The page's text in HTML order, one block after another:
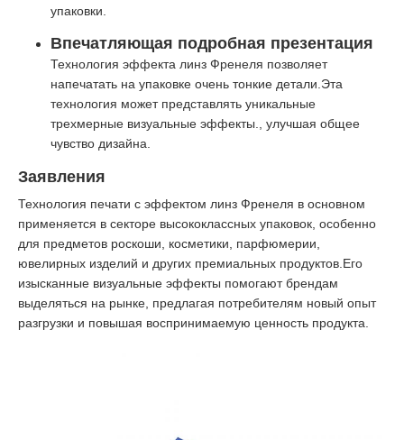
упаковки.
Впечатляющая подробная презентация
Технология эффекта линз Френеля позволяет
напечатать на упаковке очень тонкие детали.Эта
технология может представлять уникальные
трехмерные визуальные эффекты., улучшая общее
чувство дизайна.
Заявления
Технология печати с эффектом линз Френеля в основном
применяется в секторе высококлассных упаковок, особенно
для предметов роскоши, косметики, парфюмерии,
ювелирных изделий и других премиальных продуктов.Его
изысканные визуальные эффекты помогают брендам
выделяться на рынке, предлагая потребителям новый опыт
разгрузки и повышая воспринимаемую ценность продукта.